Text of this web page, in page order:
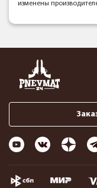
изменены